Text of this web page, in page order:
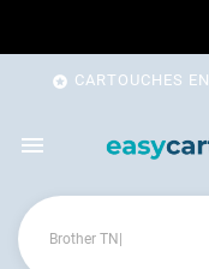
 CARTOUCHES
